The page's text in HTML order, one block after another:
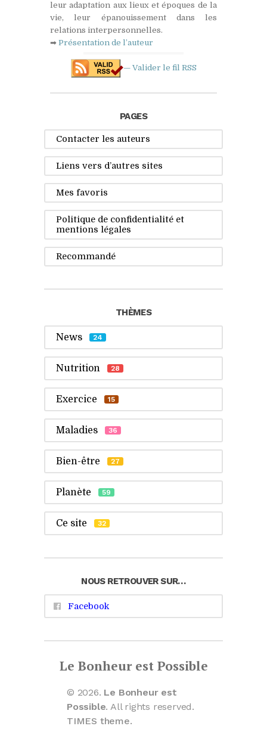
leur adaptation aux lieux et époques de la
vie, leur épanouissement dans les
relations interpersonnelles.
➡ Présentation de l’auteur
— Valider le fil RSS
PAGES
Contacter les auteurs
Liens vers d’autres sites
Mes favoris
Politique de confidentialité et
mentions légales
Recommandé
THÈMES
News 24
Nutrition 28
Exercice 15
Maladies 36
Bien-être 27
Planète 59
Ce site 32
NOUS RETROUVER SUR…
Facebook
Le Bonheur est Possible
© 2026. Le Bonheur est
Possible. All rights reserved.